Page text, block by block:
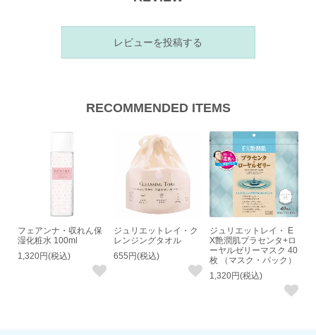
レビューを投稿する
RECOMMENDED ITEMS
フェアンナ・収れん保
湿化粧水 100ml
1,320円(税込)
ジュリエットレイ・ク
レンジングタオル
655円(税込)
ジュリエットレイ・ E
X艶潤肌プラセンタ+ロ
ーヤルゼリーマスク 40
枚 （マスク・パック）
1,320円(税込)